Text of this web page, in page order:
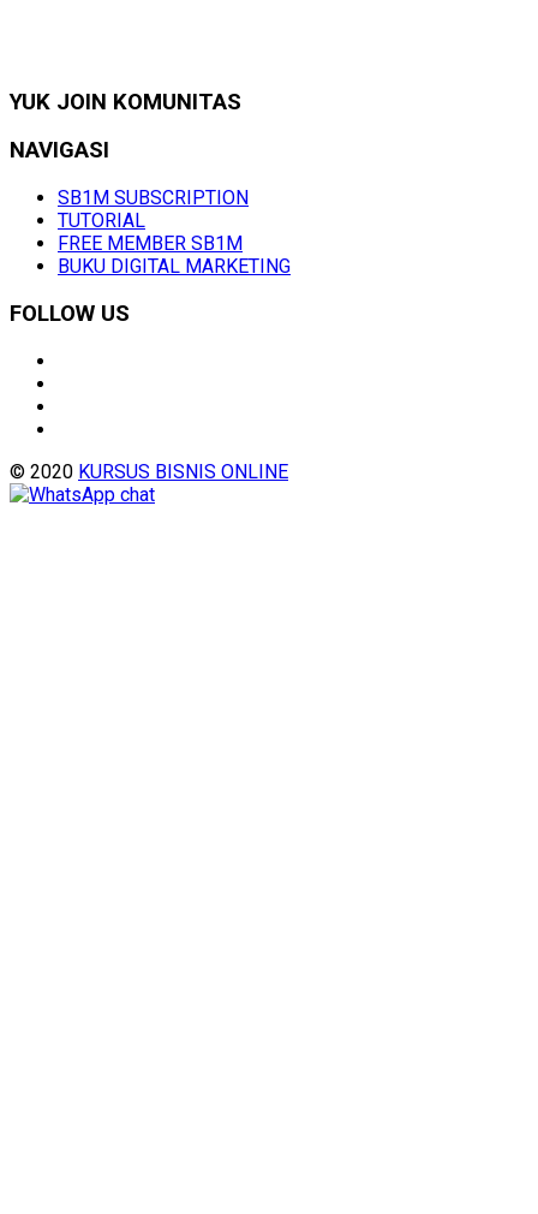
YUK JOIN KOMUNITAS
NAVIGASI
SB1M SUBSCRIPTION
TUTORIAL
FREE MEMBER SB1M
BUKU DIGITAL MARKETING
FOLLOW US
© 2020 KURSUS BISNIS ONLINE